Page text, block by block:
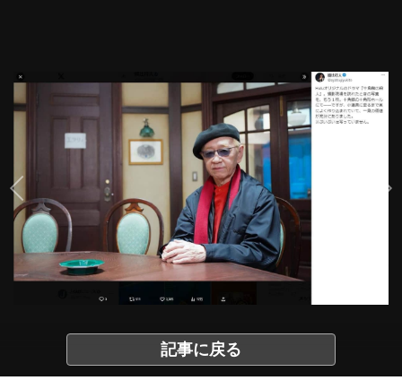
記事に戻る